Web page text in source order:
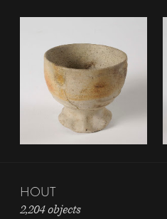
HOUT
2,204 objects